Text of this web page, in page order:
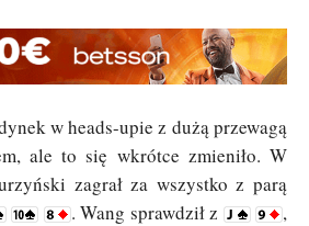
w heads-upie z dużą przewagą
ale to się wkrótce zmieniło. W
zagrał za wszystko z parą
. Wang sprawdził z
,